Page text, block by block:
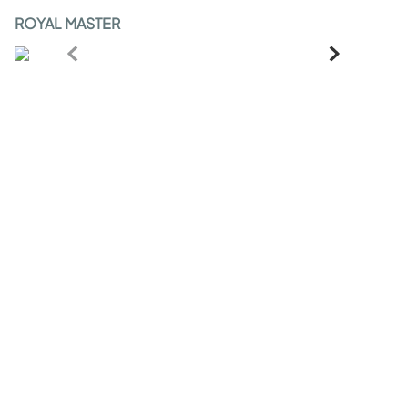
ROYAL MASTER
pisos
armarios closet